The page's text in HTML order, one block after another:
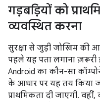
गड़बड़ियों को
व्यवस्थित करना
सुरक्षा से जुड़ी जोखिम
पहले यह पता लगाना
Android का कौन-सा
के आधार पर यह तय किया
प्राथमिकता दी जाएगी.